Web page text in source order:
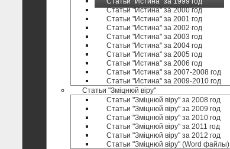
Статьи "Истина" за 2000 год
Статьи "Истина" за 2001 год
Статьи "Истина" за 2002 год
Статьи "Истина" за 2003 год
Статьи "Истина" за 2004 год
Статьи "Истина" за 2005 год
Статьи "Истина" за 2006 год
Статьи "Истина" за 2007-2008 год
Статьи "Истина" за 2009-2010 год
Статьи "Зміцнюй віру"
Статьи "Зміцнюй віру" за 2008 год
Статьи "Зміцнюй віру" за 2009 год
Статьи "Зміцнюй віру" за 2010 год
Статьи "Зміцнюй віру" за 2011 год
Статьи "Зміцнюй віру" за 2012 год
Статьи "Зміцнюй віру" (Word файлы)